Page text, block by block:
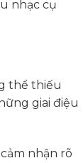
nhạc cụ
thể thiếu
giai điệu
nhận rõ